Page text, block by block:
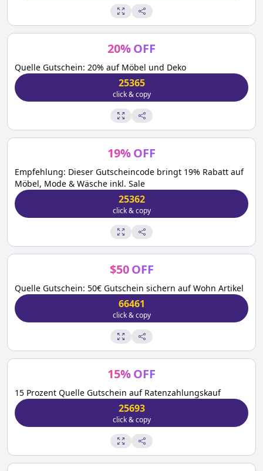
20%OFF
Quelle Gutschein: 20% auf Möbel und Deko
25365
click & copy
19%OFF
Empfehlung: Dieser Gutscheincode bringt 19% Rabatt auf
Möbel, Mode & Wäsche inkl. Sale
25362
click & copy
$50 OFF
Quelle Gutschein: 50€ Gutschein sichern auf Wohn Artikel
66461
click & copy
15%OFF
15 Prozent Quelle Gutschein auf Ratenzahlungskauf
25693
click & copy